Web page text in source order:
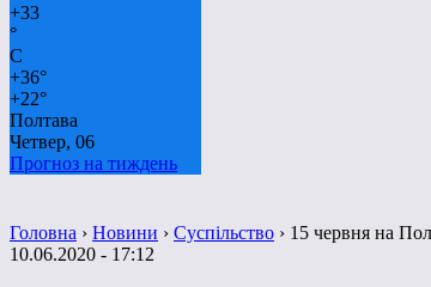
+33
°
C
+36°
+22°
Полтава
Четвер, 06
Прогноз на тиждень
Головна › Новини › Суспільство › 15 червня на
10.06.2020 - 17:12